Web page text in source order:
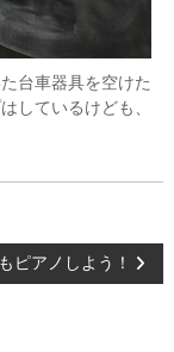
台車器具を空けた
しているけども、
ピアノしよう！